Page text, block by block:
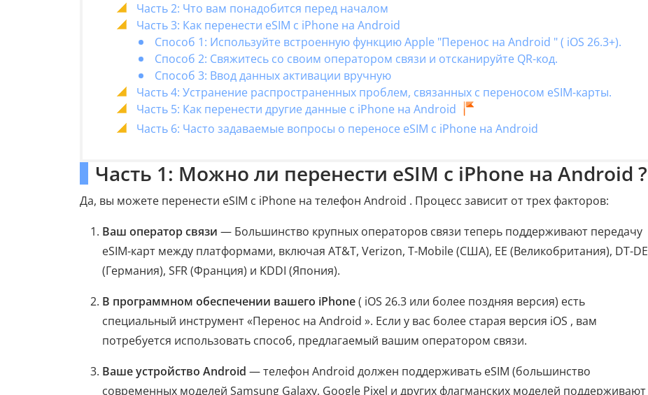
Часть 2: Что вам понадобится перед началом
Часть 3: Как перенести eSIM с iPhone на Android
Способ 1: Используйте встроенную функцию Apple "Перенос на Android " ( iOS 26.3+).
Способ 2: Свяжитесь со своим оператором связи и отсканируйте QR-код.
Способ 3: Ввод данных активации вручную
Часть 4: Устранение распространенных проблем, связанных с переносом eSIM-карты.
Часть 5: Как перенести другие данные с iPhone на Android
Часть 6: Часто задаваемые вопросы о переносе eSIM с iPhone на Android
Часть 1: Можно ли перенести eSIM с iPhone на Android ?
Да, вы можете перенести eSIM с iPhone на телефон Android . Процесс зависит от трех факторов:
Ваш оператор связи — Большинство крупных операторов связи теперь поддерживают передачу
eSIM-карт между платформами, включая AT&T, Verizon, T-Mobile (США), EE (Великобритания), DT-DE
(Германия), SFR (Франция) и KDDI (Япония).
В программном обеспечении вашего iPhone( iOS 26.3 или более поздняя версия) есть
специальный инструмент «Перенос на Android ». Если у вас более старая версия iOS , вам
потребуется использовать способ, предлагаемый вашим оператором связи.
Ваше устройство Android — телефон Android должен поддерживать eSIM (большинство
современных моделей Samsung Galaxy, Google Pixel и других флагманских моделей поддерживают